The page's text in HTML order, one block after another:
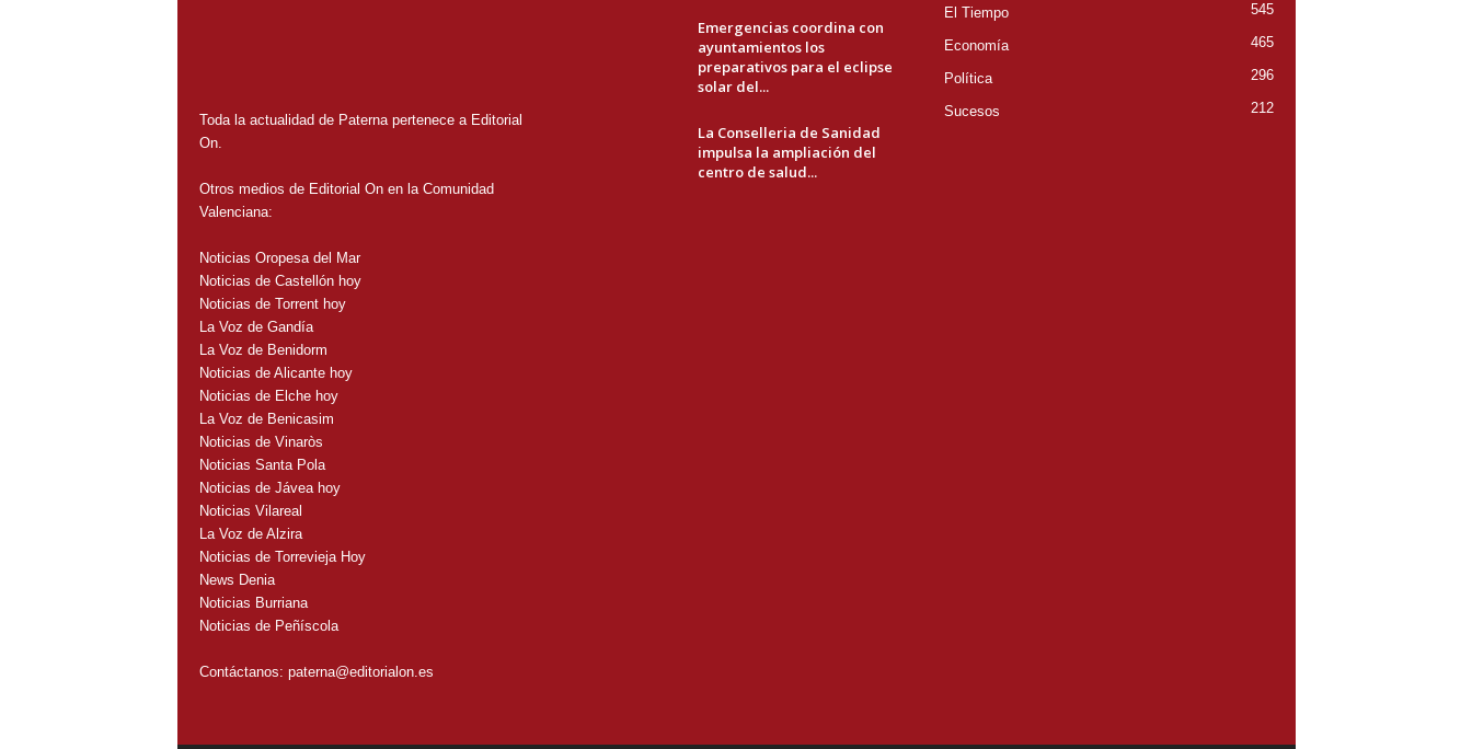
Toda la actualidad de Paterna pertenece a Editorial
On.
Otros medios de Editorial On en la Comunidad
Valenciana:
Noticias Oropesa del Mar
Noticias de Castellón hoy
Noticias de Torrent hoy
La Voz de Gandía
La Voz de Benidorm
Noticias de Alicante hoy
Noticias de Elche hoy
La Voz de Benicasim
Noticias de Vinaròs
Noticias Santa Pola
Noticias de Jávea hoy
Noticias Vilareal
La Voz de Alzira
Noticias de Torrevieja Hoy
News Denia
Noticias Burriana
Noticias de Peñíscola
Contáctanos: paterna@editorialon.es
Emergencias coordina con
ayuntamientos los
preparativos para el eclipse
solar del...
La Conselleria de Sanidad
impulsa la ampliación del
centro de salud...
El Tiempo 545
Economía 465
Política 296
Sucesos 212